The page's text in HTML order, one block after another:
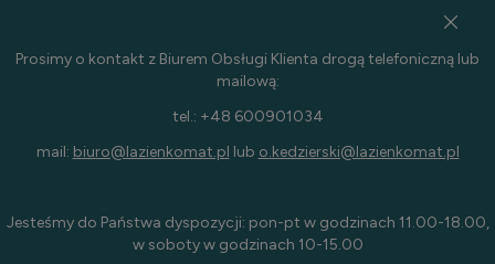
Prosimy o kontakt z Biurem Obsługi Klienta drogą telefoniczną lub
mailową:
tel.: +48 600901034
mail: biuro@lazienkomat.pl lub o.kedzierski@lazienkomat.pl
Jesteśmy do Państwa dyspozycji: pon-pt w godzinach 11.00-18.00,
w soboty w godzinach 10-15.00